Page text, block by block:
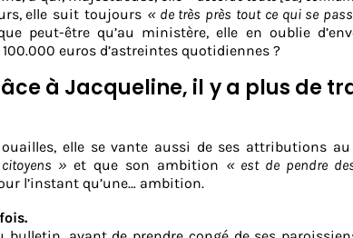
elle suit toujours « de très près tout ce qui se
peut-être qu’au ministère, elle en oublie
euros d’astreintes quotidiennes ?
à Jacqueline, il y a plus de
elle se vante aussi de ses attributions
» et que son ambition « est de pendre
l’instant qu’une… ambition.